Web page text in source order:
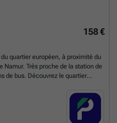
158 €
quartier européen, à proximité du
Namur. Très proche de la station de
de bus. Découvrez le quartier
travailleurs ou les résidents qui
sécuritaire et facile.
nous pour plus d'informations. #